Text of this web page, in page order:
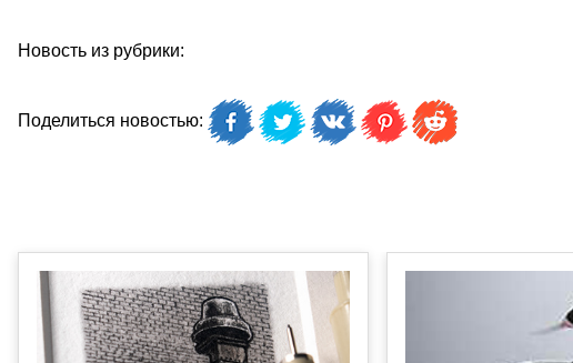
Новость из рубрики:
Поделиться новостью: